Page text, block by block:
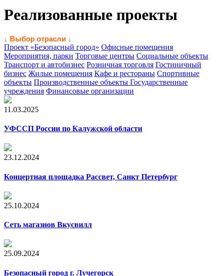
Реализованные проекты
↓ Выбор отрасли ↓
Проект «Безопасный город» Офисные помещения
Мероприятия, парки Торговые центры Социальные объекты
Транспорт и автобизнес Розничная торговля Гостиничный
бизнес Жилые помещения Кафе и рестораны Cпортивные
объекты Производственные объекты Государственные
учреждения Финансовые организации
11.03.2025
УФССП России по Калужской области
23.12.2024
Концертная площадка Рассвет, Санкт Петербург
25.10.2024
Сеть магазнов Вкусвилл
25.09.2024
Безопасный город г. Лучегорск